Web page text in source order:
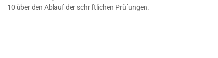
10 über den Ablauf der schriftlichen Prüfungen.